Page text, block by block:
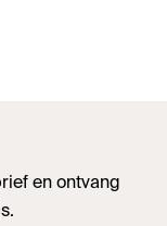
en ontvang